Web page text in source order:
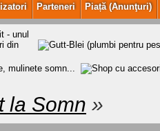
Parteneri Piață (Anunţuri)
la Somn »